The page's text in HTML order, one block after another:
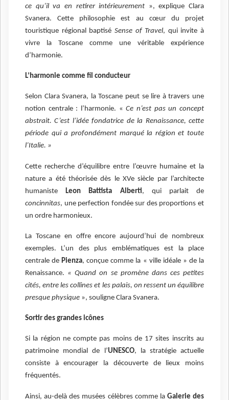
ce qu’il va en retirer intérieurement », explique Clara
Svanera. Cette philosophie est au cœur du projet
touristique régional baptisé Sense of Travel, qui invite à
vivre la Toscane comme une véritable expérience
d’harmonie.
L’harmonie comme fil conducteur
Selon Clara Svanera, la Toscane peut se lire à travers une
notion centrale : l’harmonie. «Ce n’est pas un concept
abstrait. C’est l’idée fondatrice de la Renaissance, cette
période qui a profondément marqué la région et toute
l’Italie. »
Cette recherche d’équilibre entre l’œuvre humaine et la
nature a été théorisée dès le XVe siècle par l’architecte
humaniste
Leon Battista Alberti, qui parlait de
concinnitas, une perfection fondée sur des proportions et
un ordre harmonieux.
La Toscane en offre encore aujourd’hui de nombreux
exemples. L’un des plus emblématiques est la place
centrale de Pienza, conçue comme la « ville idéale » de la
Renaissance. « Quand on se promène dans ces petites
cités, entre les collines et les palais, on ressent un équilibre
presque physique », souligne Clara Svanera.
Sortir des grandes icônes
Si la région ne compte pas moins de 17 sites inscrits au
patrimoine mondial de l’UNESCO, la stratégie actuelle
consiste à encourager la découverte de lieux moins
fréquentés.
Ainsi, au-delà des musées célèbres comme la Galerie des